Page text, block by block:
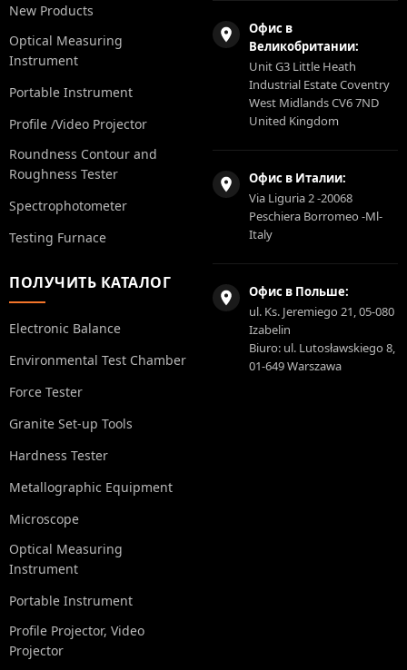
New Products
Optical Measuring
Instrument
Portable Instrument
Profile /Video Projector
Roundness Contour and
Roughness Tester
Spectrophotometer
Testing Furnace
ПОЛУЧИТЬ КАТАЛОГ
Electronic Balance
Environmental Test Chamber
Force Tester
Granite Set-up Tools
Hardness Tester
Metallographic Equipment
Microscope
Optical Measuring
Instrument
Portable Instrument
Profile Projector, Video
Projector
Офис в
Великобритании:
Unit G3 Little Heath
Industrial Estate Coventry
West Midlands CV6 7ND
United Kingdom
Офис в Италии:
Via Liguria 2 -20068
Peschiera Borromeo -Ml-
Italy
Офис в Польше:
ul. Ks. Jeremiego 21, 05-080
Izabelin
Biuro: ul. Lutosławskiego 8,
01-649 Warszawa